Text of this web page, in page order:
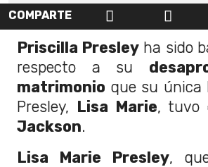
COMPARTE
Priscilla Presley ha sido
respecto a su
matrimonio que su única
Presley, Lisa Marie, tuvo
Jackson.
Lisa Marie Presley,